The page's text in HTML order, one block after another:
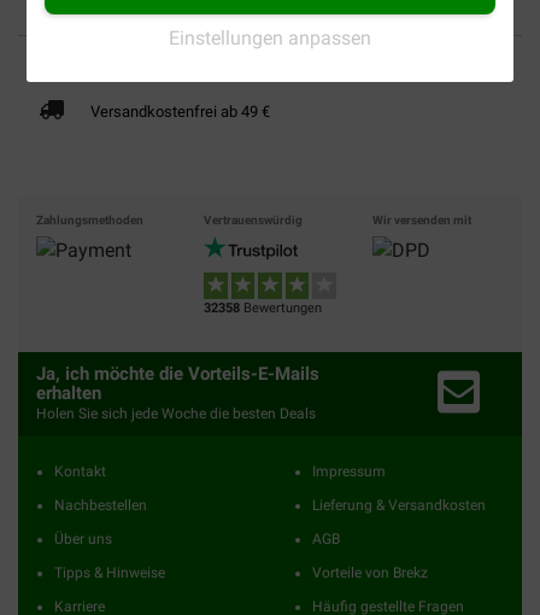
Einstellungen anpassen
Bis 30% günstiger Sicher bezahlen
Versandkostenfrei ab 49 €
Zahlungsmethoden Vertrauenswürdig
32358 Bewertungen
Wir versenden mit
Ja, ich möchte die Vorteils-E-Mails
erhalten
Holen Sie sich jede Woche die besten Deals
Kontakt
Nachbestellen
Über uns
Tipps & Hinweise
Karriere
Impressum
Lieferung & Versandkosten
AGB
Vorteile von Brekz
Häufig gestellte Fragen